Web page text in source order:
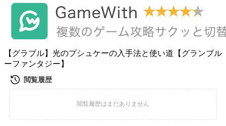
【グラブル】光のプシュケーの入手法と使い道【グランブル
ーファンタジー】